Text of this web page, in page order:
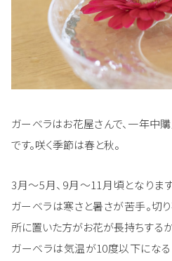
ガーベラはお花屋さんで、一年中
です。咲く季節は春と秋。
3月～5月、9月～11月頃となりま
ガーベラは寒さと暑さが苦手。切
所に置いた方がお花が長持ちする
ガーベラは気温が10度以下にな